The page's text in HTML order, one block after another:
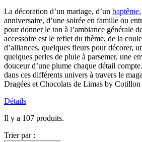
La décoration d’un mariage, d’un baptême
anniversaire, d’une soirée en famille ou
pour donner le ton à l’ambiance générale
accessoire est le reflet du thème, de la
d’alliances, quelques fleurs pour décorer,
quelques perles de pluie à parsemer, une
douceur d’une plume chaque détail
dans ces différents univers à travers le
Dragées et Chocolats de Limas by Cotillon
Détails
Il y a 107 produits.
Trier par :